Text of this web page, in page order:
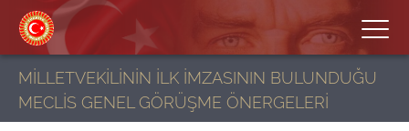
MİLLETVEKİLİNİN İLK İMZASININ BULUNDUĞU
MECLİS GENEL GÖRÜŞME ÖNERGELERİ